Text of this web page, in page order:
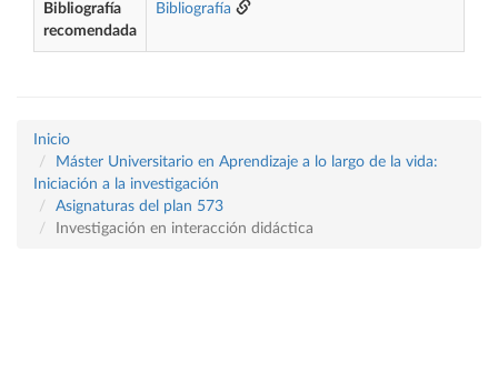
Bibliografía
recomendada
Bibliografía
Inicio
Máster Universitario en Aprendizaje a lo largo de la vida:
Iniciación a la investigación
Asignaturas del plan 573
Investigación en interacción didáctica